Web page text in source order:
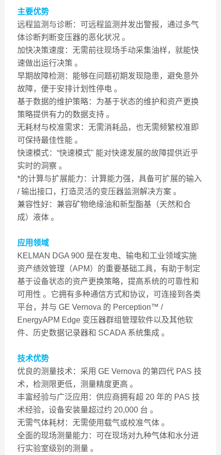
主要优势
远程监测与诊断：可远程监测并发出警报，通过多气
体诊断判断变压器的恶化状况 。
加快决策速度：无需前往现场手动采集油样，就能快
速做出运行决策 。
早期故障检测：能够在问题初期发现隐患，避免意外
故障，便于安排计划性停电 。
基于数据的维护策略：为基于状态的维护和资产更换
策略提供有力的数据支持 。
无耗材与校准需求：无需消耗品，也无需频繁校准即
可保持最佳性能 。
快速模式：“快速模式" 能对快速发展的故障提供近乎
实时的洞察 。
*的计算与扩展能力：计算能力强，具备可扩展的输入
/ 输出接口，打造灵活的变压器监测解决方案 。
兼容性好：兼容矿物绝缘油和新型酯基（天然和合
成）液体 。
应用领域
KELMAN DGA 900 是在发电、输电和工业领域实施
资产绩效管理（APM）的重要基础工具，有助于制定
基于设备状态的资产更换策略，提高系统的可靠性和
可用性 。它拥有多种通信方式和协议，可连接到各类
平台，并与 GE Vernova 的 Perception™ /
EnergyAPM Edge 变压器群组管理软件以及其他软
件、历史数据记录器和 SCADA 系统集成 。
技术优势
优良的测量技术：采用 GE Vernova 的第四代 PAS 技
术，检测限更低，测量精度更高 。
丰富经验与广泛应用：供应商拥有超 20 年的 PAS 技
术经验，设备安装量超过约 20,000 台 。
无需气体耗材：无需使用载气或校准气体 。
全面的现场测量能力：可在现场对九种气体和水分进
行实验室级别的测量 。